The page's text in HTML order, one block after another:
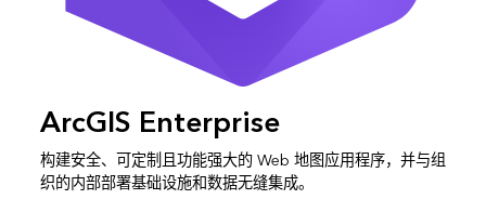
ArcGIS Enterprise
构建安全、可定制且功能强大的 Web 地图应用程序，并与组
织的内部部署基础设施和数据无缝集成。